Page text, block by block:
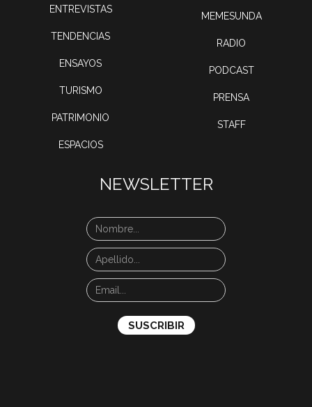
ENTREVISTAS
TENDENCIAS
ENSAYOS
TURISMO
PATRIMONIO
ESPACIOS
MEMESUNDA
RADIO
PODCAST
PRENSA
STAFF
NEWSLETTER